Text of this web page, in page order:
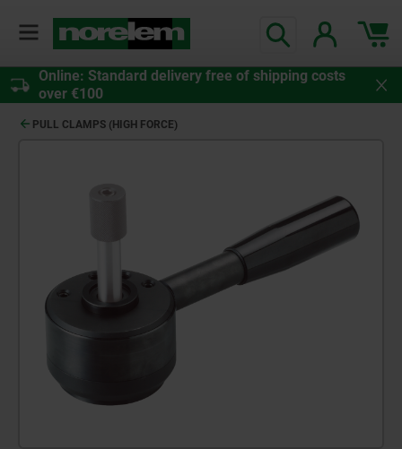
Online: Standard delivery free of shipping costs
over €100
PULL CLAMPS (HIGH FORCE)